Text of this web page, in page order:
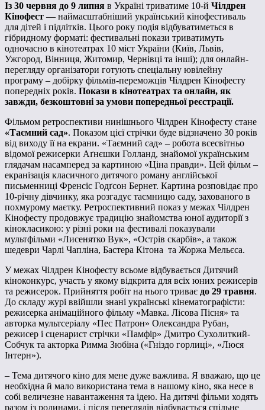
Із 30 червня до 9 липня в Україні триватиме 10-й Чілдрен
Кінофест — наймасштабніший український кінофестиваль
для дітей і підлітків. Цього року подія відбуватиметься в
гібридному форматі: фестивальні покази триватимуть
одночасно в кінотеатрах 10 міст України (Київ, Львів,
Ужгород, Вінниця, Житомир, Чернівці та інші); для онлайн-
перегляду організатори готують спеціальну ювілейну
програму – добірку фільмів-переможців Чілдрен Кінофесту
попередніх років. Покази в кінотеатрах та онлайн, як
завжди, безкоштовні за умови попередньої реєстрації.
Фільмом ретроспективи нинішнього Чілдрен Кінофесту стане
«Таємний сад». Показом цієї стрічки буде відзначено 30 років
від виходу її на екрани. «Таємний сад» – робота всесвітньо
відомої режисерки Аґнєшки Голланд, знайомої українським
глядачам насамперед за картиною «Ціна правди». Цей фільм –
екранізація класичного дитячого роману англійської
письменниці Френсіс Годґсон Бернет. Картина розповідає про
10-річну дівчинку, яка розгадує таємницю саду, захованого в
похмурому маєтку. Ретроспективний показ у межах Чілдрен
Кінофесту продовжує традицію знайомства юної аудиторії з
кінокласикою: у різні роки на фестивалі показували
мультфільми «Лисенятко Вук», «Острів скарбів», а також
шедеври Чарлі Чапліна, Бастера Кітона та Жоржа Мельєса.
У межах Чілдрен Кінофесту всьоме відбувається Дитячий
кіноконкурс, участь у якому відкрита для всіх юних режисерів
та режисерок. Прийняття робіт на нього триває до 29 травня.
До складу журі ввійшли знані українські кінематографісти:
режисерка анімаційного фільму «Мавка. Лісова Пісня» та
авторка мультсеріалу «Пес Патрон» Олександра Рубан,
режисер і сценарист стрічки «Памфір» Дмитро Сухолиткий-
Собчук та акторка Римма Зюбіна («Гніздо горлиці», «Люся
Інтерн»).
– Тема дитячого кіно для мене дуже важлива. Я вважаю, що це
необхідна й мало використана тема в нашому кіно, яка несе в
собі величезне навантаження та ідею. На дитячі фільми ходять
разом із родинами, і після переглядів відбувається спільне